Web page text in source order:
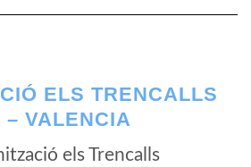
ELS TRENCALLS
VALENCIA
els Trencalls